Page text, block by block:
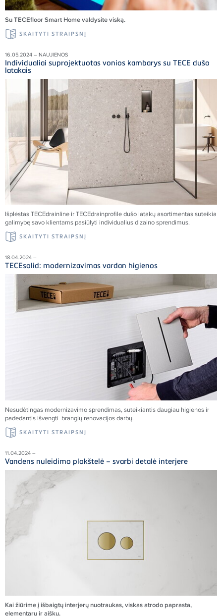
Su TECEfloor Smart Home valdysite viską.
SKAITYTI STRAIPSNĮ
16.05.2024 – NAUJIENOS
Individualiai suprojektuotas vonios kambarys su TECE dušo
latakais
Išplėstas TECEdrainline ir TECEdrainprofile dušo latakų asortimentas suteikia
galimybę savo klientams pasiūlyti individualius dizaino sprendimus.
SKAITYTI STRAIPSNĮ
18.04.2024 –
TECEsolid: modernizavimas vardan higienos
Nesudėtingas modernizavimo sprendimas, suteikiantis daugiau higienos ir
padedantis išvengti brangių renovacijos darbų.
SKAITYTI STRAIPSNĮ
11.04.2024 –
Vandens nuleidimo plokštelė – svarbi detalė interjere
Kai žiūrime į išbaigtų interjerų nuotraukas, viskas atrodo paprasta,
elementaru ir aišku.